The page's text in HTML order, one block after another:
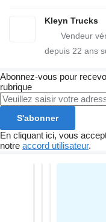
Kleyn Trucks
depuis 22 ans
Abonnez-vous pour
rubrique
S'abonner
En cliquant ici, vous
notre accord utilisateur.